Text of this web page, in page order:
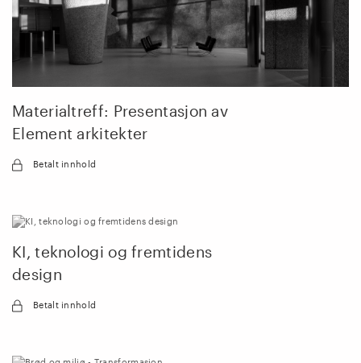
Materialtreff: Presentasjon av
Element arkitekter
Betalt innhold
KI, teknologi og fremtidens
design
Betalt innhold